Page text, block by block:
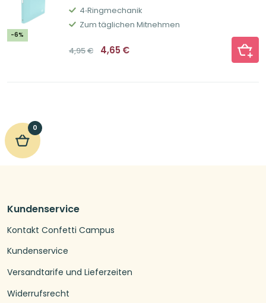
-6%
4‐Ringmechanik
Zum täglichen Mitnehmen
4,95€ Ursprünglicher
Preis
4,65 €
0
Kundenservice
Kontakt Confetti Campus
Kundenservice
Versandtarife und Lieferzeiten
Widerrufsrecht